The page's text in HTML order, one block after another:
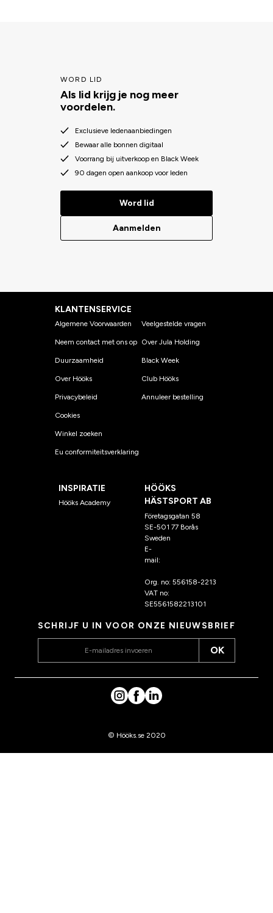
WORD LID
Als lid krijg je nog meer
voordelen.
Exclusieve ledenaanbiedingen
Bewaar alle bonnen digitaal
Voorrang bij uitverkoop en Black Week
90 dagen open aankoop voor leden
Word lid
Aanmelden
KLANTENSERVICE
Algemene Voorwaarden
Neem contact met ons op
Duurzaamheid
Over Hööks
Privacybeleid
Cookies
Winkel zoeken
Eu conformiteitsverklaring
Veelgestelde vragen
Over Jula Holding
Black Week
Club Hööks
Annuleer bestelling
INSPIRATIE
Hööks Academy
HÖÖKS
HÄSTSPORT AB
Företagsgatan 58
SE-501 77 Borås
Sweden
E-
mail:
Org. no: 556158-2213
VAT no:
SE5561582213101
SCHRIJF U IN VOOR ONZE NIEUWSBRIEF
OK
© Hööks.se 2020